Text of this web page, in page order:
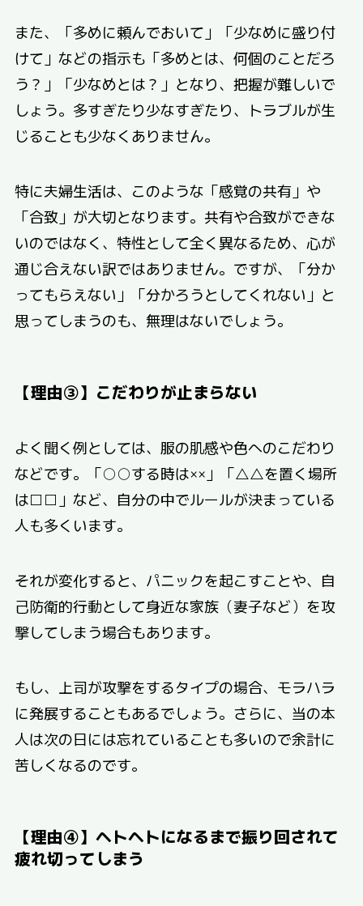
また、「多めに頼んでおいて」「少なめに盛り付
けて」などの指示も「多めとは、何個のことだろ
う？」「少なめとは？」となり、把握が難しいで
しょう。多すぎたり少なすぎたり、トラブルが生
じることも少なくありません。
特に夫婦生活は、このような「感覚の共有」や
「合致」が大切となります。共有や合致ができな
いのではなく、特性として全く異なるため、心が
通じ合えない訳ではありません。ですが、「分か
ってもらえない」「分かろうとしてくれない」と
思ってしまうのも、無理はないでしょう。
【理由③】こだわりが止まらない
よく聞く例としては、服の肌感や色へのこだわり
などです。「○○する時は××」「△△を置く場所
は□□」など、自分の中でルールが決まっている
人も多くいます。
それが変化すると、パニックを起こすことや、自
己防衛的行動として身近な家族（妻子など）を攻
撃してしまう場合もあります。
もし、上司が攻撃をするタイプの場合、モラハラ
に発展することもあるでしょう。さらに、当の本
人は次の日には忘れていることも多いので余計に
苦しくなるのです。
【理由④】ヘトヘトになるまで振り回されて
疲れ切ってしまう